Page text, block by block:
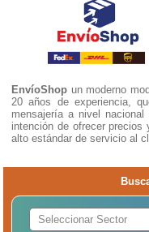
EnvíoShop un moderno
20 años de experiencia,
mensajería a nivel
intención de ofrecer
alto estándar de servicio al